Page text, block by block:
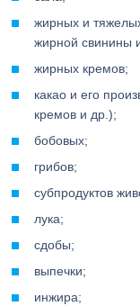
жирных и
жирной свинины
жирных кремов;
какао и его
кремов и др.);
бобовых;
грибов;
субпродуктов
лука;
сдобы;
выпечки;
инжира;